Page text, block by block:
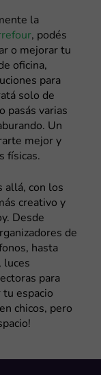
la
, podés
o mejorar tu
oficina,
para
solo de
pasás varias
Un
mejor y
físicas.
allá, con los
creativo y
Desde
de
hasta
luces
para
tu espacio
chicos, pero